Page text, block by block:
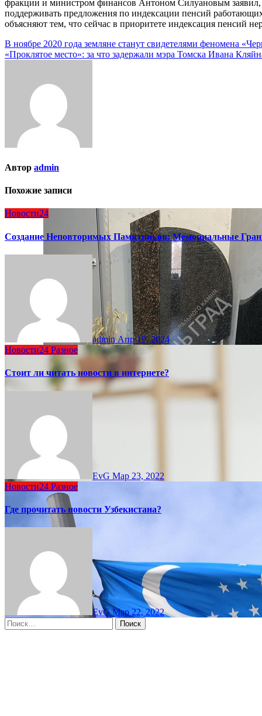
фракции и министром финансов Антоном Силуановым заявил,
поддерживать предложения по индексации пенсий
объясняют тем, что сейчас в приоритете индексация пенсий
Навигация
по
В ноябре 2020 года земляне станут свидетелями феномена
«Проклятое место»: за что задержали мэра Томска Ивана
Автор admin
Похожие записи
Новости24
Создание Неповторимых Памятников: Мемориальные
adminАпр 19, 2024
Новости24 Разное
Стоит ли читать новости в интернете?
EvG Мар 23, 2022
Новости24 Разное
Где прочитать новости Узбекистана?
EvGМар 22, 2022
Найти: